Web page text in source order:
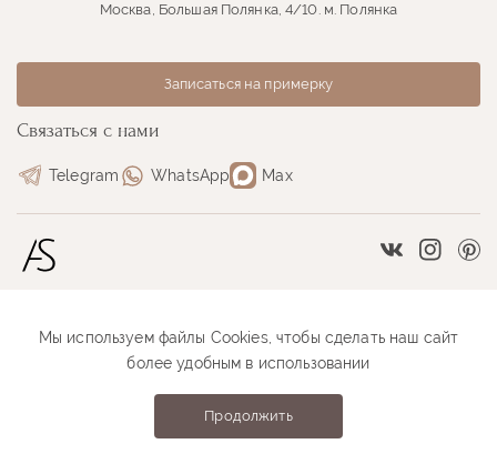
Vkontakte
Связаться с нами
Telegram WhatsApp Max
Москва, Большая Полянка, 4/10. м. Полянка
Записаться на примерку
Размерная сетка
Как проходит примерка
Как оформить заказ
Anastasia Sutyrina © 2026
Мы используем файлы Cookies, чтобы сделать наш сайт
более удобным в использовании
Продолжить